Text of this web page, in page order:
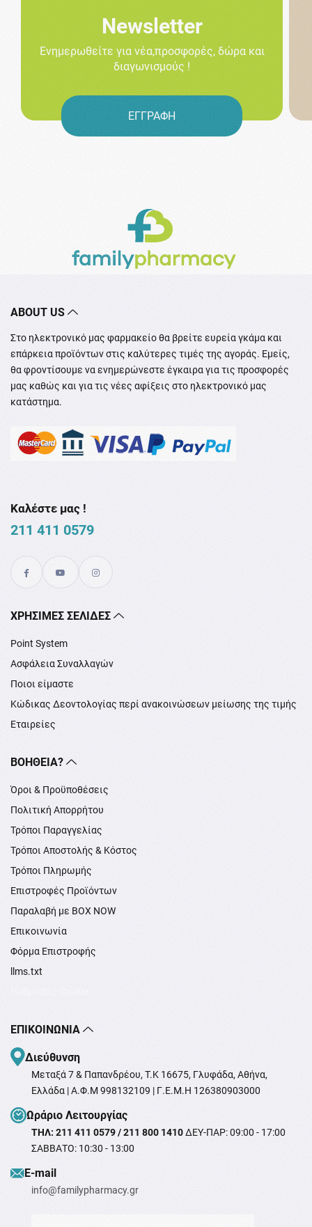
Newsletter
Ενημερωθείτε για νέα,προσφορές, δώρα και
διαγωνισμούς !
ΕΓΓΡΑΦΗ
ABOUT US
Στο ηλεκτρονικό μας φαρμακείο θα βρείτε ευρεία γκάμα και
επάρκεια προϊόντων στις καλύτερες τιμές της αγοράς. Εμείς,
θα φροντίσουμε να ενημερώνεστε έγκαιρα για τις προσφορές
μας καθώς και για τις νέες αφίξεις στο ηλεκτρονικό μας
κατάστημα.
Καλέστε μας !
211 411 0579
XΡΉΣΙΜΕΣ ΣΕΛΊΔΕΣ
Point System
Ασφάλεια Συναλλαγών
Ποιοι είμαστε
Κώδικας Δεοντολογίας περί ανακοινώσεων μείωσης της τιμής
Εταιρείες
ΒΟΉΘΕΙΑ?
Όροι & Προϋποθέσεις
Πολιτική Απορρήτου
Τρόποι Παραγγελίας
Τρόποι Αποστολής & Κόστος
Τρόποι Πληρωμής
Επιστροφές Προϊόντων
Παραλαβή με BOX NOW
Επικοινωνία
Φόρμα Επιστροφής
llms.txt
ΕΠΙΚΟΙΝΩΝΊΑ
Διεύθυνση
Μεταξά 7 & Παπανδρέου, T.K 16675, Γλυφάδα, Αθήνα,
Ελλάδα | Α.Φ.Μ 998132109 | Γ.Ε.Μ.Η 126380903000
Ωράριο Λειτουργίας
ΤΗΛ: 211 411 0579 / 211 800 1410ΔΕΥ-ΠΑΡ: 09:00 - 17:00
ΣΑΒΒΑΤΟ: 10:30 - 13:00
Ε-mail
info@familypharmacy.gr